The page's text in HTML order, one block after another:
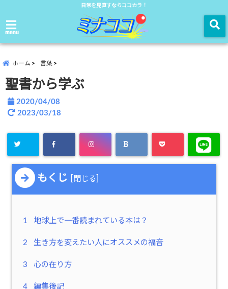
日常を見直すならココカラ！
menu
ホーム 言葉
聖書から学ぶ
2020/04/08
2023/03/18
もくじ 閉じる
1 地球上で一番読まれている本は？
2 生き方を変えたい人にオススメの福音
3 心の在り方
4 編集後記